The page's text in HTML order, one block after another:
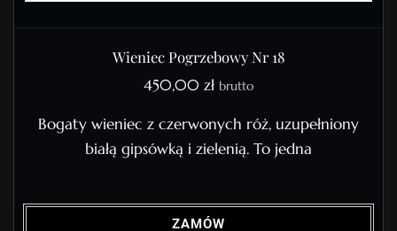
Wieniec Pogrzebowy Nr 18
450,00 zł brutto
Bogaty wieniec z czerwonych róż, uzupełniony
białą gipsówką i zielenią. To jedna
ZAMÓW